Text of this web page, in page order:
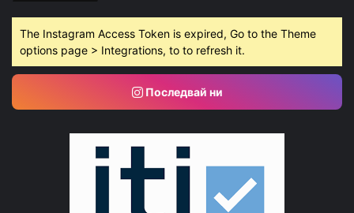
The Instagram Access Token is expired, Go to the Theme
options page > Integrations, to to refresh it.
Последвай ни